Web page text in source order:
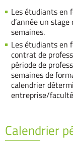
Les étudiants en
d’année un
semaines.
Les étudiants en
contrat de
période de
semaines de
calendrier
entreprise/faculté
Calendrier